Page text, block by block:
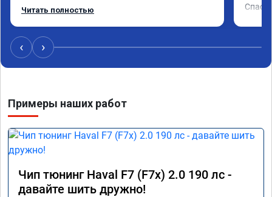
Читал что в Австралии при покупке этих
машин сразу делают чип тюнинг, чтобы не
было провалов.
результаты должны быть еще лучше)
Читать полностью
‹ ›
Примеры наших работ
Чип тюнинг Haval F7 (F7x) 2.0 190 лс -
давайте шить дружно!